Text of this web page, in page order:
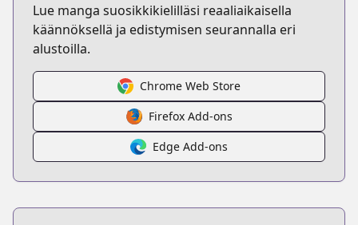
Lue manga suosikkikielilläsi reaaliaikaisella
käännöksellä ja edistymisen seurannalla eri
alustoilla.
Chrome Web Store
Firefox Add-ons
Edge Add-ons